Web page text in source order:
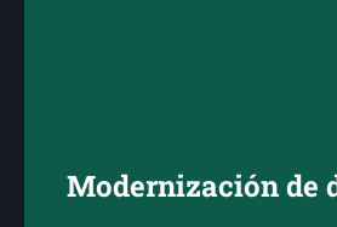
Modernización de